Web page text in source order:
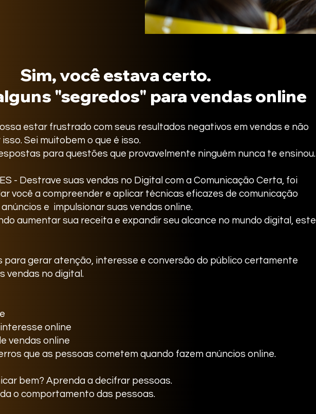
Sim, você estava certo.
"segredos" para vendas online
estar frustrado com seus resultados negativos em vendas e não
Sei muitobem o que é isso.
para questões que provavelmente ninguém nunca te ensinou.
- Destrave suas vendas no Digital com a Comunicação Certa, foi
você a compreender e aplicar técnicas eficazes de comunicação
e impulsionar suas vendas online.
aumentar sua receita e expandir seu alcance no mundo digital, este
para gerar atenção, interesse e conversão do público certamente
vendas no digital.
online
vendas online
que as pessoas cometem quando fazem anúncios online.
bem? Aprenda a decifrar pessoas.
o comportamento das pessoas.